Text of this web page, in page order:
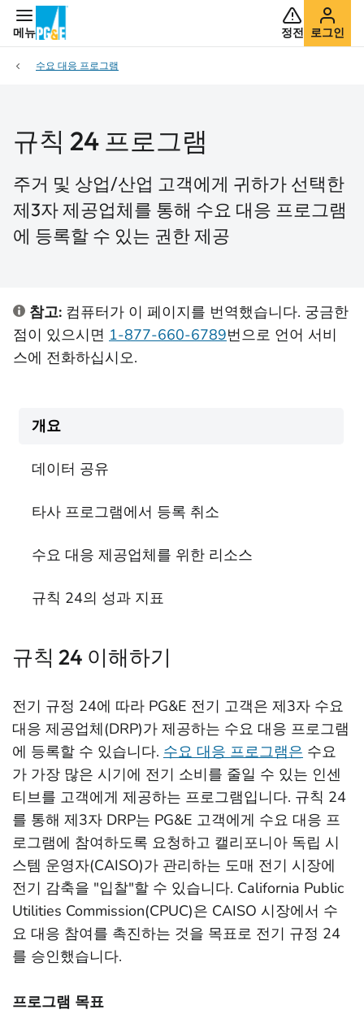
메뉴 정전 로그인
수요 대응 프로그램
규칙 24 프로그램
주거 및 상업/산업 고객에게 귀하가 선택한
제3자 제공업체를 통해 수요 대응 프로그램
에 등록할 수 있는 권한 제공
참고: 컴퓨터가 이 페이지를 번역했습니다. 궁금한
점이 있으시면 1-877-660-6789번으로 언어 서비
스에 전화하십시오.
개요
데이터 공유
타사 프로그램에서 등록 취소
수요 대응 제공업체를 위한 리소스
규칙 24의 성과 지표
규칙 24 이해하기
전기 규정 24에 따라 PG&E 전기 고객은 제3자 수요
대응 제공업체(DRP)가 제공하는 수요 대응 프로그램
에 등록할 수 있습니다. 수요 대응 프로그램은 수요
가 가장 많은 시기에 전기 소비를 줄일 수 있는 인센
티브를 고객에게 제공하는 프로그램입니다. 규칙 24
를 통해 제3자 DRP는 PG&E 고객에게 수요 대응 프
로그램에 참여하도록 요청하고 캘리포니아 독립 시
스템 운영자(CAISO)가 관리하는 도매 전기 시장에
전기 감축을 "입찰"할 수 있습니다. California Public
Utilities Commission(CPUC)은 CAISO 시장에서 수
요 대응 참여를 촉진하는 것을 목표로 전기 규정 24
를 승인했습니다.
프로그램 목표